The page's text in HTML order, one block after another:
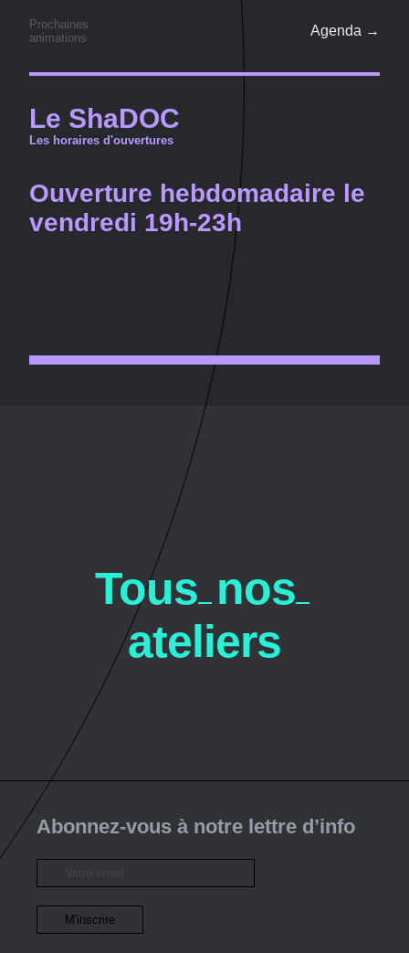
Prochaines
animations
Agenda →
Le ShaDOC
Les horaires d'ouvertures
Ouverture hebdomadaire le
vendredi 19h-23h
Tous nos
ateliers
Abonnez-vous à notre lettre d’info